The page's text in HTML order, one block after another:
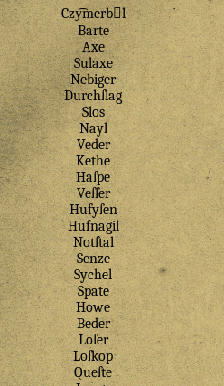
Czy͡merbl
Barte
Axe
Sulaxe
Nebiger
Durchſlag
Slos
Nayl
Veder
Kethe
Haſpe
Veſſer
Hufyſen
Hufnagil
Notſtal
Senze
Sychel
Spate
Howe
Beder
Loſer
Loſkop
Queſte